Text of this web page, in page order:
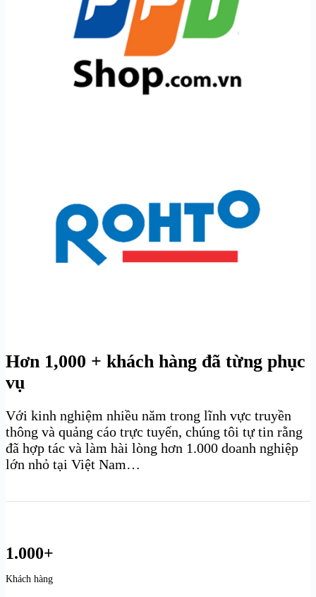
Hơn 1,000 + khách hàng đã từng phục
vụ
Với kinh nghiệm nhiều năm trong lĩnh vực truyền
thông và quảng cáo trực tuyến, chúng tôi tự tin rằng
đã hợp tác và làm hài lòng hơn 1.000 doanh nghiệp
lớn nhỏ tại Việt Nam…
1.000+
Khách hàng